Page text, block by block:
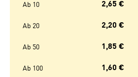
Ab 10 2,65 €
Ab 20 2,20 €
Ab 50 1,85 €
Ab 100 1,60 €